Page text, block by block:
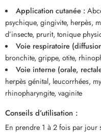
Application cutanée :
psychique, gingivite, herpès,
d’insecte, prurit, tonique
Voie respiratoire
bronchite, grippe, otite,
Voie interne (orale,
herpès génital, leucorrhées,
rhinopharyngite, vaginite
Conseils d’utilisation :
En prendre 1 à 2 fois par